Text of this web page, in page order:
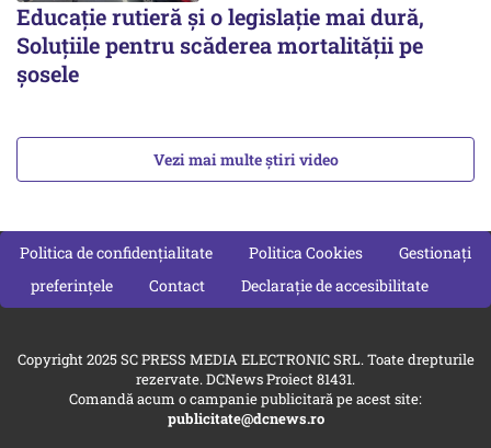
Educație rutieră și o legislație mai dură,
Soluțiile pentru scăderea mortalității pe
şosele
Vezi mai multe știri video
Politica de confidențialitate Politica Cookies
Gestionați
preferințele
Contact Declarație de accesibilitate
Copyright 2025 SC PRESS MEDIA ELECTRONIC SRL. Toate drepturile
rezervate. DCNews Proiect 81431.
Comandă acum o campanie publicitară pe acest site:
publicitate@dcnews.ro